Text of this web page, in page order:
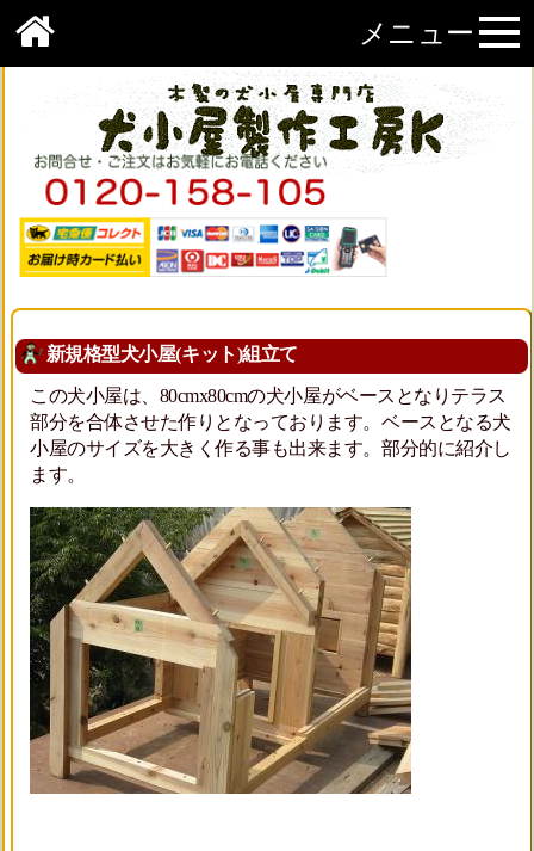
メニュー
新規格型犬小屋(キット)組立て
この犬小屋は、80cmx80cmの犬小屋がベースとなりテラス
部分を合体させた作りとなっております。ベースとなる犬
小屋のサイズを大きく作る事も出来ます。部分的に紹介し
ます。